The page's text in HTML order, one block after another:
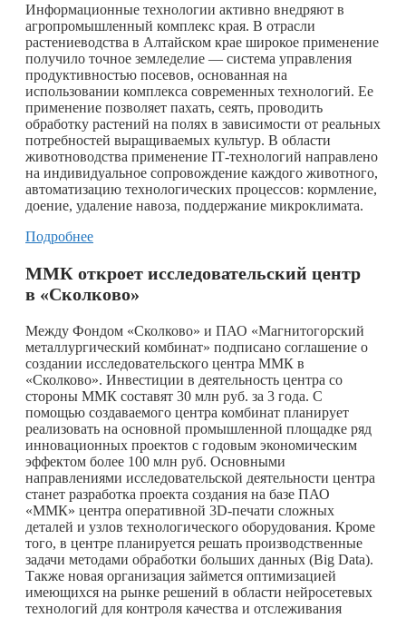
Информационные технологии активно внедряют в
агропромышленный комплекс края. В отрасли
растениеводства в Алтайском крае широкое применение
получило точное земледелие — система управления
продуктивностью посевов, основанная на
использовании комплекса современных технологий. Ее
применение позволяет пахать, сеять, проводить
обработку растений на полях в зависимости от реальных
потребностей выращиваемых культур. В области
животноводства применение IТ-технологий направлено
на индивидуальное сопровождение каждого животного,
автоматизацию технологических процессов: кормление,
доение, удаление навоза, поддержание микроклимата.
Подробнее
ММК откроет исследовательский центр
в «Сколково»
Между Фондом «Сколково» и ПАО «Магнитогорский
металлургический комбинат» подписано соглашение о
создании исследовательского центра ММК в
«Сколково». Инвестиции в деятельность центра со
стороны ММК составят 30 млн руб. за 3 года. С
помощью создаваемого центра комбинат планирует
реализовать на основной промышленной площадке ряд
инновационных проектов с годовым экономическим
эффектом более 100 млн руб. Основными
направлениями исследовательской деятельности центра
станет разработка проекта создания на базе ПАО
«ММК» центра оперативной 3D-печати сложных
деталей и узлов технологического оборудования. Кроме
того, в центре планируется решать производственные
задачи методами обработки больших данных (Big Data).
Также новая организация займется оптимизацией
имеющихся на рынке решений в области нейросетевых
технологий для контроля качества и отслеживания